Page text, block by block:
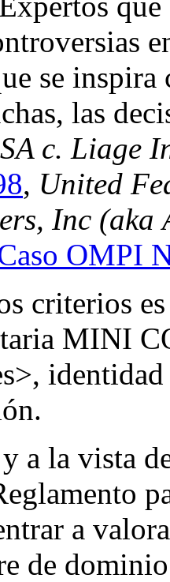
se
las
c. Liage
, United
Inc
OMPI
criterios
MINI
a la vista
a
de